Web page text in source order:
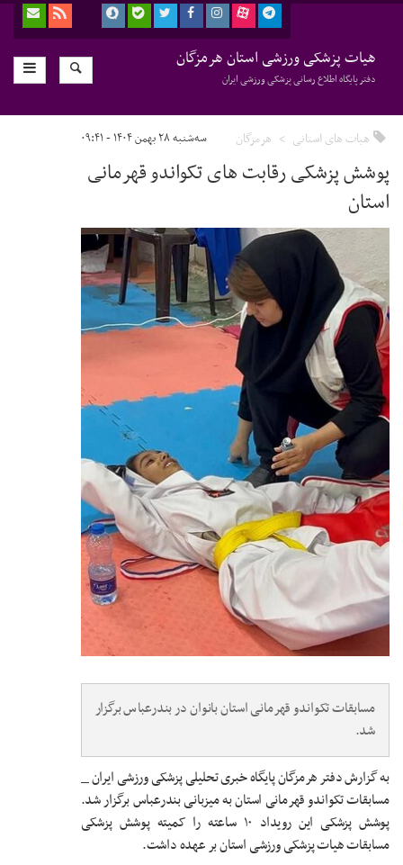
هیات پزشکی ورزشی استان هرمزگان
دفتر پایگاه اطلاع رسانی پزشکی ورزشی ایران
هیات های استانی هرمزگان سه‌شنبه ۲۸ بهمن ۱۴۰۴ - ۰۹:۴۱
پوشش پزشکی رقابت های تکواندو قهرمانی
استان
مسابقات تکواندو قهرمانی استان بانوان در بندرعباس برگزار
شد.
به گزارش دفتر هرمزگان پایگاه خبری تحلیلی پزشکی ورزشی ایران _
مسابقات تکواندو قهرمانی استان به میزبانی بندرعباس برگزار شد.
پوشش پزشکی این رویداد ۱۰ ساعته را کمیته پوشش پزشکی
مسابقات هیات پزشکی ورزشی استان بر عهده داشت.